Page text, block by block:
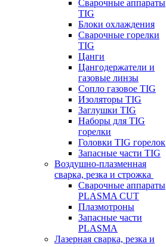
Сварочные аппараты
TIG
Блоки охлаждения
Сварочные горелки
TIG
Цанги
Цангодержатели и
газовые линзы
Сопло газовое TIG
Изоляторы TIG
Заглушки TIG
Наборы для TIG
горелки
Головки TIG горелок
Запасные части TIG
Воздушно-плазменная
сварка, резка и строжка
Сварочные аппараты
PLASMA CUT
Плазмотроны
Запасные части
PLASMA
Лазерная сварка, резка и